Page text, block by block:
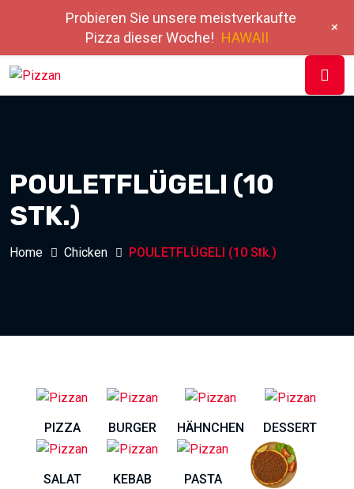
POULETFLÜGELI (10
STK.)
Home Chicken POULETFLÜGELI (10 Stk.)
PIZZA BURGER HÄHNCHEN DESSERT
SALAT KEBAB PASTA
Probieren Sie unsere meistverkaufte
Pizza dieser Woche! HAWAII
+